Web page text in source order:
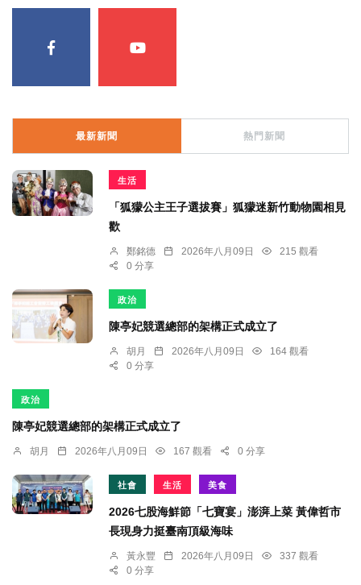
最新新聞 熱門新聞
生活
「狐獴公主王子選拔賽」狐獴迷新竹動物園相見
歡
鄭銘德 2026年八月09日
215 觀看
0 分享
政治
陳亭妃競選總部的架構正式成立了
胡月 2026年八月09日
164 觀看
0 分享
政治
陳亭妃競選總部的架構正式成立了
胡月 2026年八月09日 167 觀看 0 分享
社會 生活 美食
2026七股海鮮節「七寶宴」澎湃上菜 黃偉哲市
長現身力挺臺南頂級海味
黃永豐 2026年八月09日
337 觀看
0 分享